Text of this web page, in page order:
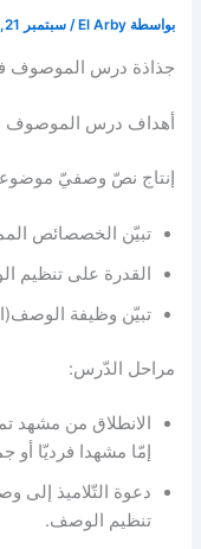
بواسطة El Arby
/سبتمبر 21, 2021
جذاذة درس الموصوف
أهداف درس الموصوف
إنتاج نصّ وصفيّ
تبيّن الخصصائص
القدرة على تنظيم
تبيّن وظيفة
مراحل الدّرس:
الانطلاق من مشهد
إمّا مشهدا فرديّا أو
دعوة التّلاميذ
تنظيم الوصف.